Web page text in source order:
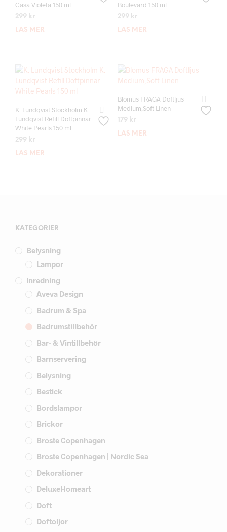
Casa Violeta 150 ml
299 kr
LÄS MER
Boulevard 150 ml
299 kr
LÄS MER
K. Lundqvist Stockholm K.
Lundqvist Refill Doftpinnar
White Pearls 150 ml
299 kr
LÄS MER
Blomus FRAGA Doftljus
Medium,Soft Linen
179 kr
LÄS MER
KATEGORIER
Belysning
Lampor
Inredning
Aveva Design
Badrum & Spa
Badrumstillbehör
Bar- & Vintillbehör
Barnservering
Belysning
Bestick
Bordslampor
Brickor
Broste Copenhagen
Broste Copenhagen | Nordic Sea
Dekorationer
DeluxeHomeart
Doft
Doftoljor